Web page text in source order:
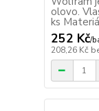
olovo.
ks
252 Kč/
208,26 Kč